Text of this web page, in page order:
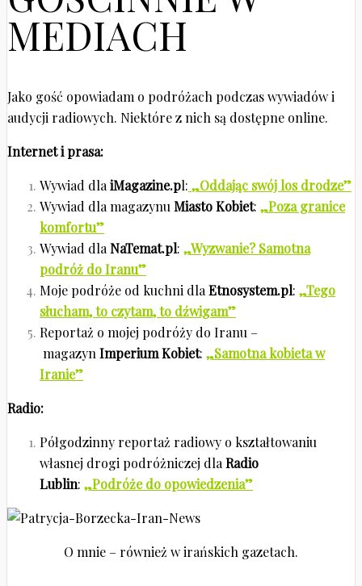
MEDIACH
Jako gość opowiadam o podróżach podczas wywiadów i
audycji radiowych. Niektóre z nich są dostępne online.
Internet i prasa:
Wywiad dlaiMagazine.pl: „Oddając swój los drodze”
Wywiad dla magazynuMiasto Kobiet: „Poza granice
komfortu”
Wywiad dlaNaTemat.pl: „Wyzwanie? Samotna
podróż do Iranu”
Moje podróże od kuchni dlaEtnosystem.pl: „Tego
słucham, to czytam, to dźwigam”
Reportaż o mojej podróży do Iranu –
magazynImperium Kobiet: „Samotna kobieta w
Iranie”
Radio:
Półgodzinny reportaż radiowy o kształtowaniu
własnej drogi podróżniczej dlaRadio
Lublin: „Podróże do opowiedzenia”
O mnie – również w irańskich gazetach.